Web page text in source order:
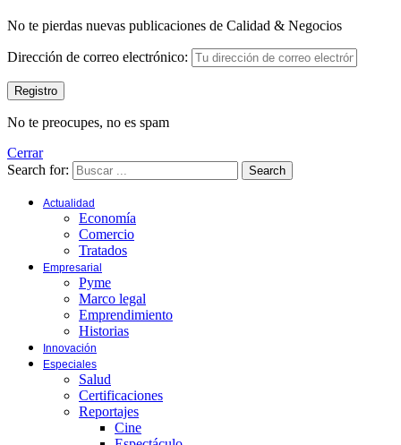
No te pierdas nuevas publicaciones de Calidad & Negocios
Dirección de correo electrónico:
No te preocupes, no es spam
Cerrar
Search for:
Search
Actualidad
Economía
Comercio
Tratados
Empresarial
Pyme
Marco legal
Emprendimiento
Historias
Innovación
Especiales
Salud
Certificaciones
Reportajes
Cine